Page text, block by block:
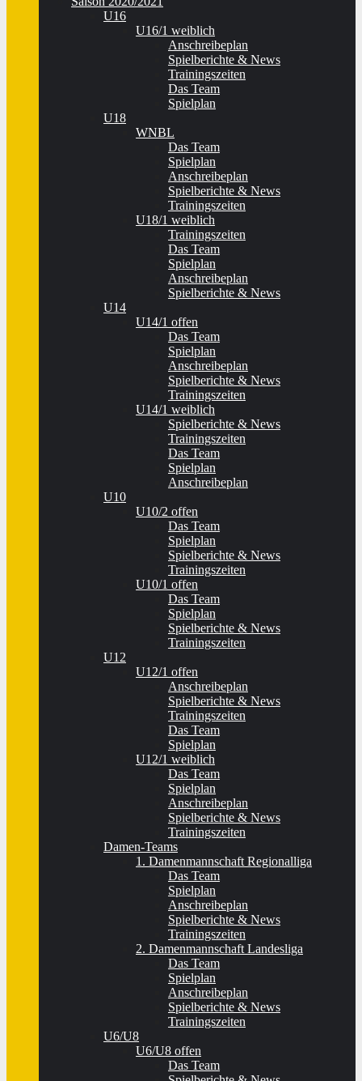
U16
U16/1 weiblich
Anschreibeplan
Spielberichte & News
Trainingszeiten
Das Team
Spielplan
U18
WNBL
Das Team
Spielplan
Anschreibeplan
Spielberichte & News
Trainingszeiten
U18/1 weiblich
Trainingszeiten
Das Team
Spielplan
Anschreibeplan
Spielberichte & News
U14
U14/1 offen
Das Team
Spielplan
Anschreibeplan
Spielberichte & News
Trainingszeiten
U14/1 weiblich
Spielberichte & News
Trainingszeiten
Das Team
Spielplan
Anschreibeplan
U10
U10/2 offen
Das Team
Spielplan
Spielberichte & News
Trainingszeiten
U10/1 offen
Das Team
Spielplan
Spielberichte & News
Trainingszeiten
U12
U12/1 offen
Anschreibeplan
Spielberichte & News
Trainingszeiten
Das Team
Spielplan
U12/1 weiblich
Das Team
Spielplan
Anschreibeplan
Spielberichte & News
Trainingszeiten
Damen-Teams
1. Damenmannschaft Regionalliga
Das Team
Spielplan
Anschreibeplan
Spielberichte & News
Trainingszeiten
2. Damenmannschaft Landesliga
Das Team
Spielplan
Anschreibeplan
Spielberichte & News
Trainingszeiten
U6/U8
U6/U8 offen
Das Team